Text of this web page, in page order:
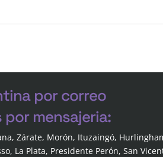
por correo
por mensajeria:
Zárate, Morón, Ituzaingó,
La Plata, Presidente Perón, San